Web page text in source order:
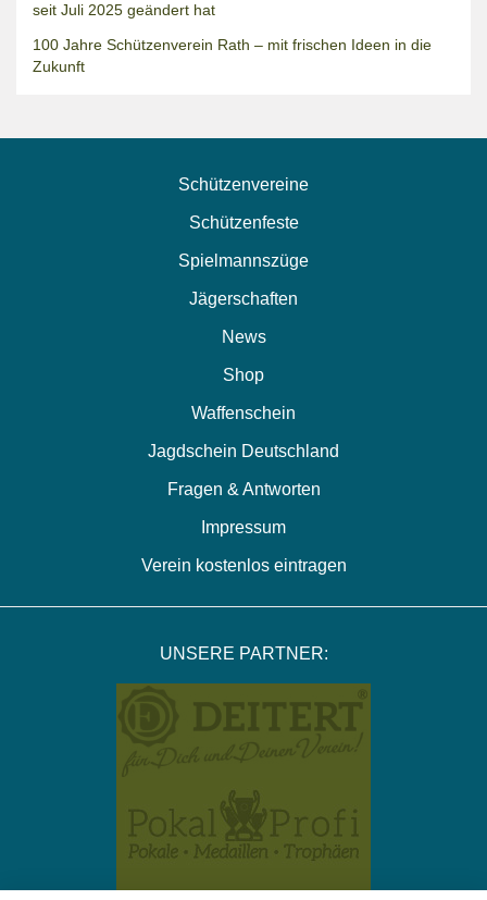
seit Juli 2025 geändert hat
100 Jahre Schützenverein Rath – mit frischen Ideen in die
Zukunft
Schützenvereine
Schützenfeste
Spielmannszüge
Jägerschaften
News
Shop
Waffenschein
Jagdschein Deutschland
Fragen & Antworten
Impressum
Verein kostenlos eintragen
UNSERE PARTNER: